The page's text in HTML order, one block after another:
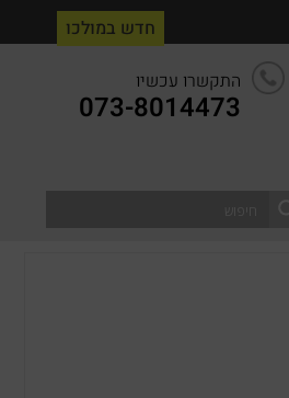
חדש במולכו
התקשרו עכשיו
073-8014473
0